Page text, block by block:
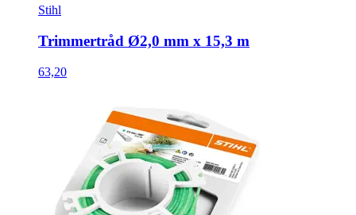
Stihl
Trimmertråd Ø2,0 mm x 15,3 m
63,20